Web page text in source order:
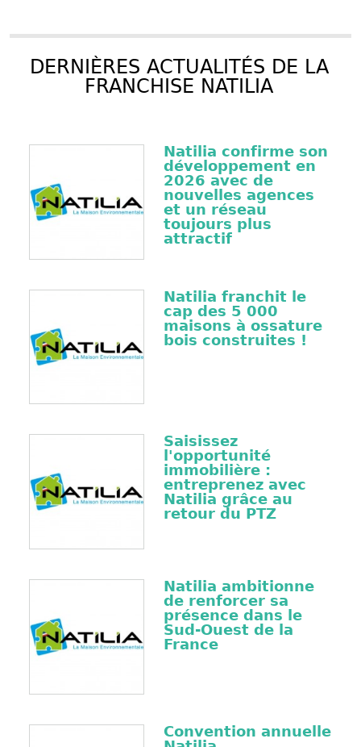
DERNIÈRES ACTUALITÉS DE LA
FRANCHISE NATILIA
Natilia confirme son
développement en
2026 avec de
nouvelles agences
et un réseau
toujours plus
attractif
Natilia franchit le
cap des 5 000
maisons à ossature
bois construites !
Saisissez
l'opportunité
immobilière :
entreprenez avec
Natilia grâce au
retour du PTZ
Natilia ambitionne
de renforcer sa
présence dans le
Sud-Ouest de la
France
Convention annuelle